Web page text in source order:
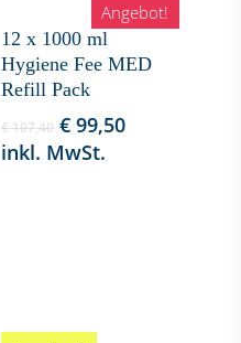
Angebot!
In Den Warenkorb
12 x 1000 ml
Hygiene Fee MED
Refill Pack
€107,40 € 99,50
inkl. MwSt.